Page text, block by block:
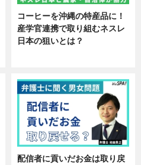
コーヒーを沖縄の特産品に！
産学官連携で取り組むネスレ
日本の狙いとは？
配信者に貢いだお金は取り戻